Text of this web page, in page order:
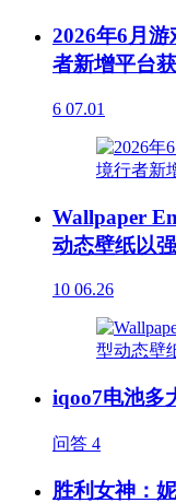
2026年6月
者新增平台
6 07.01
Wallpaper
动态壁纸以
10 06.26
iqoo7电池多
问答 4
胜利女神：